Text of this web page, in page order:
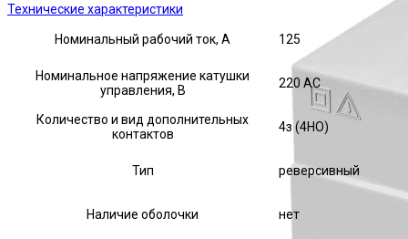
Технические характеристики
Номинальный рабочий ток, А 125
Номинальное напряжение катушки
управления, В
220 AC
Количество и вид дополнительных
контактов
4з (4НО)
Тип реверсивный
Наличие оболочки нет